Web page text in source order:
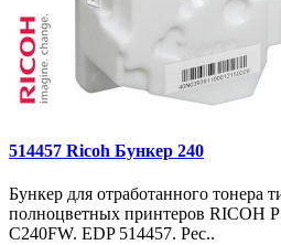
514457 Ricoh Бункер 240
Бункер для отработанного тонера
полноцветных принтеров
C240FW. EDP 514457. Рес..